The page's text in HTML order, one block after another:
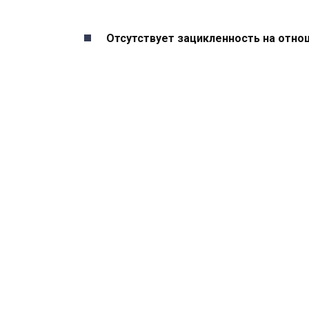
Отсутствует зацикленность на